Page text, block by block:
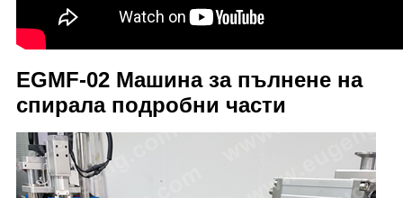
EGMF-02 Машина за пълнене на
спирала подробни части